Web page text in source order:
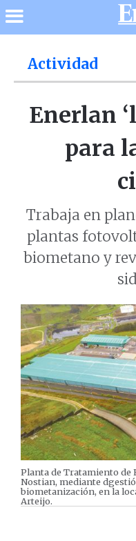
Actividad
Enerlan
para
Trabaja en
plantas
biometano y
Planta de Tratamiento de
Nostian, mediante
biometanización, en la
Arteijo.